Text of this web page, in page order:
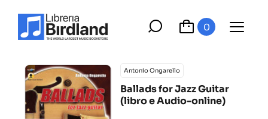
0
Antonio Ongarello
Ballads for Jazz Guitar
(libro e Audio-online)